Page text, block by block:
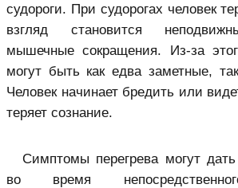
судороги. При судорогах человек
взгляд становится
мышечные сокращения. Из-за
могут быть как едва заметные,
Человек начинает бредить или
теряет сознание.
Симптомы перегрева могут
во время